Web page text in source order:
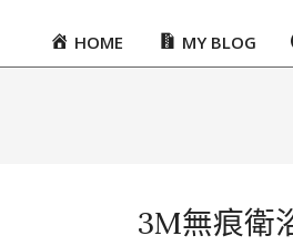
PrimaryHOME MY BLOG
3M無痕衛